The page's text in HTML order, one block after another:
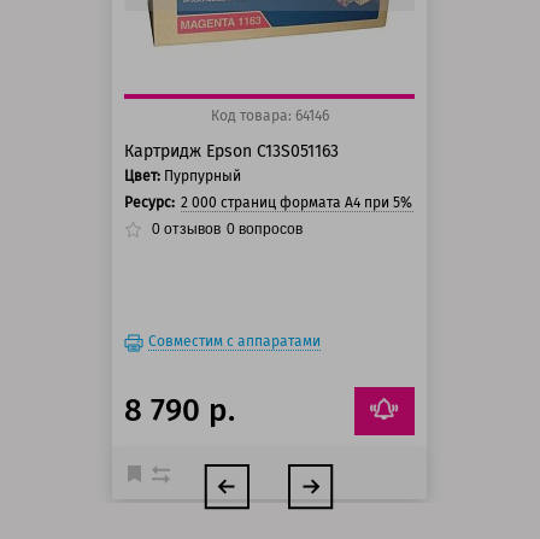
Код товара: 64146
Картридж Epson C13S051163
Цвет: Пурпурный
Ресурс: 2 000 страниц формата А4 при 5% заполнении
0 отзывов 0 вопросов
Совместим с аппаратами
8 790 р.